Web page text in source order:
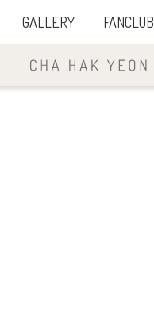
GALLERY FANCLUB